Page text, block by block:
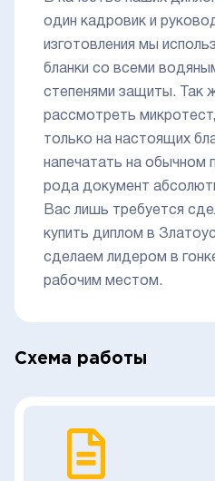
один кадровик и
изготовления мы
бланки со всеми
степенями защиты. Так
рассмотреть
только на настоящих
напечатать на обычном
рода документ
Вас лишь требуется
купить диплом в
сделаем лидером в
рабочим местом.
Схема работы